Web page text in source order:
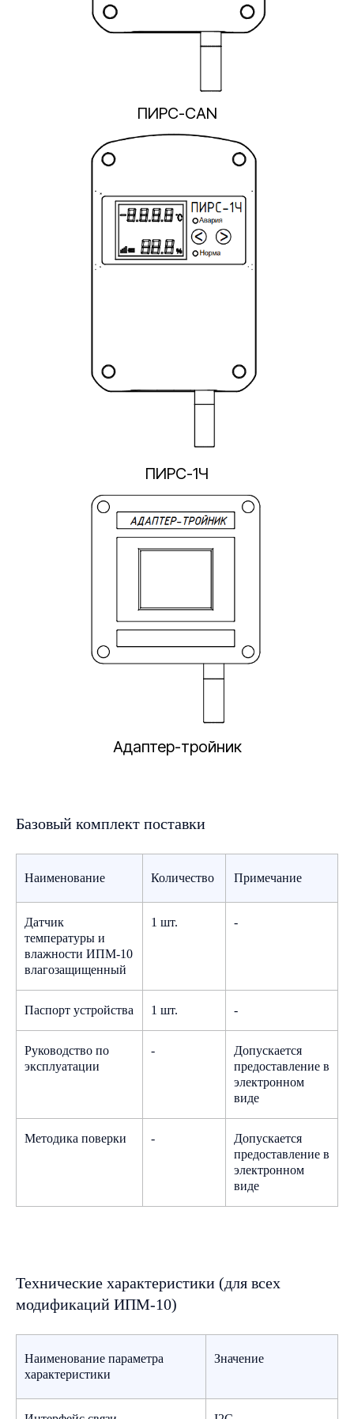
ПИРС-CAN
ПИРС-1Ч
Адаптер-тройник
Базовый комплект поставки
Наименование Количество Примечание
Датчик
температуры и
влажности ИПМ-10
влагозащищенный
1 шт. -
Паспорт устройства 1 шт. -
Руководство по
эксплуатации
-
Допускается
предоставление в
электронном
виде
Методика поверки -
Допускается
предоставление в
электронном
виде
Технические характеристики (для всех
модификаций ИПМ-10)
Наименование параметра
характеристики
Значение
Описание типа средства измерений
Посмотреть
Руководство по эксплуатации
Сертификат об утверждении типа
средств измерений
утверждения типа средств
Сертификат соответствия ЕАЭС
Посмотреть
Изучите наши комплексные решения
и узнайте больше о компани
Каталог решений PharmaClimate
Краткая презентация о компании
Начните с бесплатной
и ответит на все вопросы
+7
Техническое задание или заполненный
опросный лист